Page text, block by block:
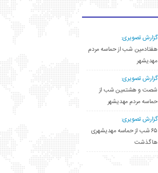
گزارش تصویری:
هفتادمین شب از حماسه مردم
مهدیشهر
گزارش تصویری:
شصت و هشتمین شب از
حماسه مردم مهدیشهر
گزارش تصویری:
۶۵ شب از حماسه مهدیشهری
ها گذشت